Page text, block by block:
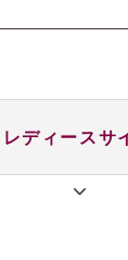
レディースサ